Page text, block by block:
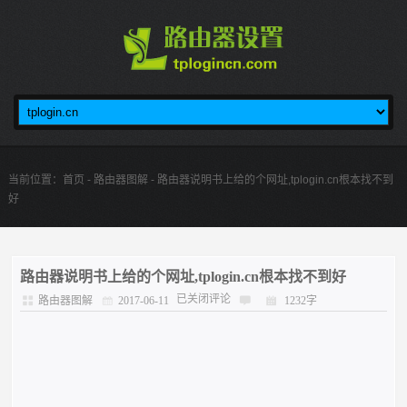
当前位置： 首页 - 路由器图解- 路由器说明书上给的个网址,tplogin.cn根本找不到
好
路由器说明书上给的个网址,tplogin.cn根本找不到好
路由器图解 2017-06-11 已关闭评论 1232字